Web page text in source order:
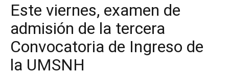
Este viernes, examen de
admisión de la tercera
Convocatoria de Ingreso de
la UMSNH